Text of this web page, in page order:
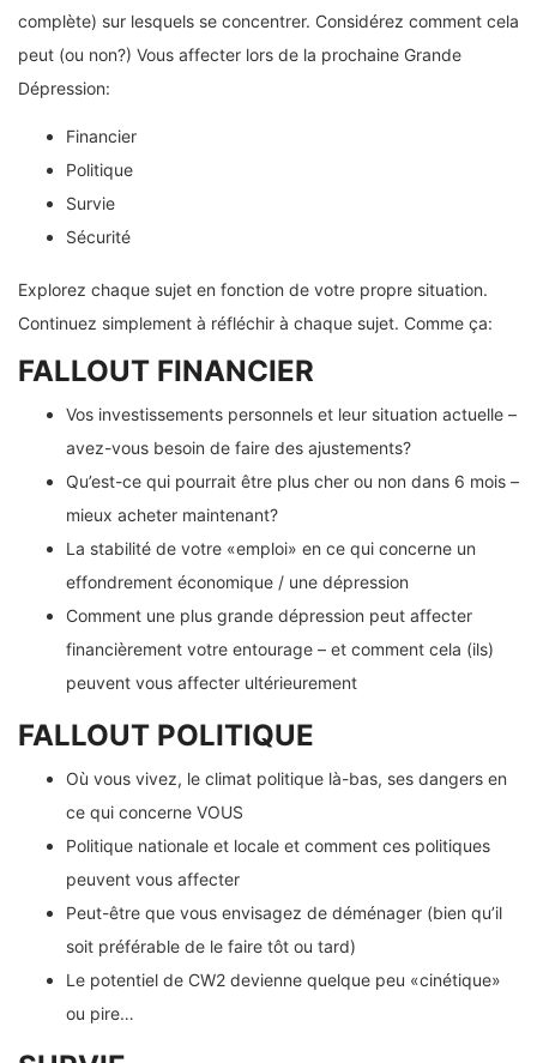
complète) sur lesquels se concentrer. Considérez comment cela
peut (ou non?) Vous affecter lors de la prochaine Grande
Dépression:
Financier
Politique
Survie
Sécurité
Explorez chaque sujet en fonction de votre propre situation.
Continuez simplement à réfléchir à chaque sujet. Comme ça:
FALLOUT FINANCIER
Vos investissements personnels et leur situation actuelle –
avez-vous besoin de faire des ajustements?
Qu’est-ce qui pourrait être plus cher ou non dans 6 mois –
mieux acheter maintenant?
La stabilité de votre «emploi» en ce qui concerne un
effondrement économique / une dépression
Comment une plus grande dépression peut affecter
financièrement votre entourage – et comment cela (ils)
peuvent vous affecter ultérieurement
FALLOUT POLITIQUE
Où vous vivez, le climat politique là-bas, ses dangers en
ce qui concerne VOUS
Politique nationale et locale et comment ces politiques
peuvent vous affecter
Peut-être que vous envisagez de déménager (bien qu’il
soit préférable de le faire tôt ou tard)
Le potentiel de CW2 devienne quelque peu «cinétique»
ou pire…